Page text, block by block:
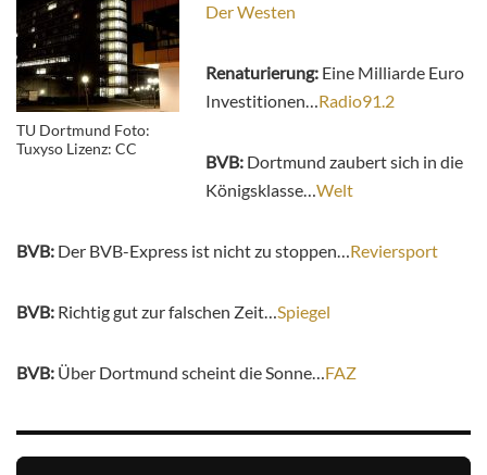
TU Dortmund Foto:
Tuxyso Lizenz: CC
Der Westen
Renaturierung: Eine Milliarde Euro
Investitionen…Radio91.2
BVB: Dortmund zaubert sich in die
Königsklasse…Welt
BVB: Der BVB-Express ist nicht zu stoppen…Reviersport
BVB: Richtig gut zur falschen Zeit…Spiegel
BVB: Über Dortmund scheint die Sonne…FAZ